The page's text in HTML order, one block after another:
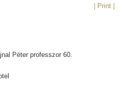
| Print |
Péter professzor 60.